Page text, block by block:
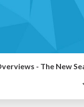
- The New